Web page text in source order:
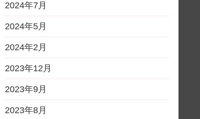
2024年7月
2024年5月
2024年2月
2023年12月
2023年9月
2023年8月